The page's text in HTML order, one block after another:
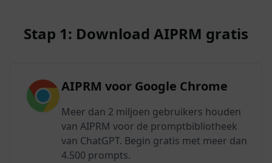
Stap 1: Download AIPRM gratis
AIPRM voor Google Chrome
Meer dan 2 miljoen gebruikers houden
van AIPRM voor de promptbibliotheek
van ChatGPT. Begin gratis met meer dan
4.500 prompts.